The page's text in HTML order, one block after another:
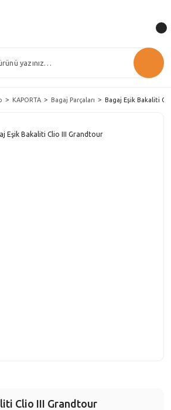
KAPORTA Bagaj Parçaları Bagaj Eşik Bakaliti
Clio III Grandtour